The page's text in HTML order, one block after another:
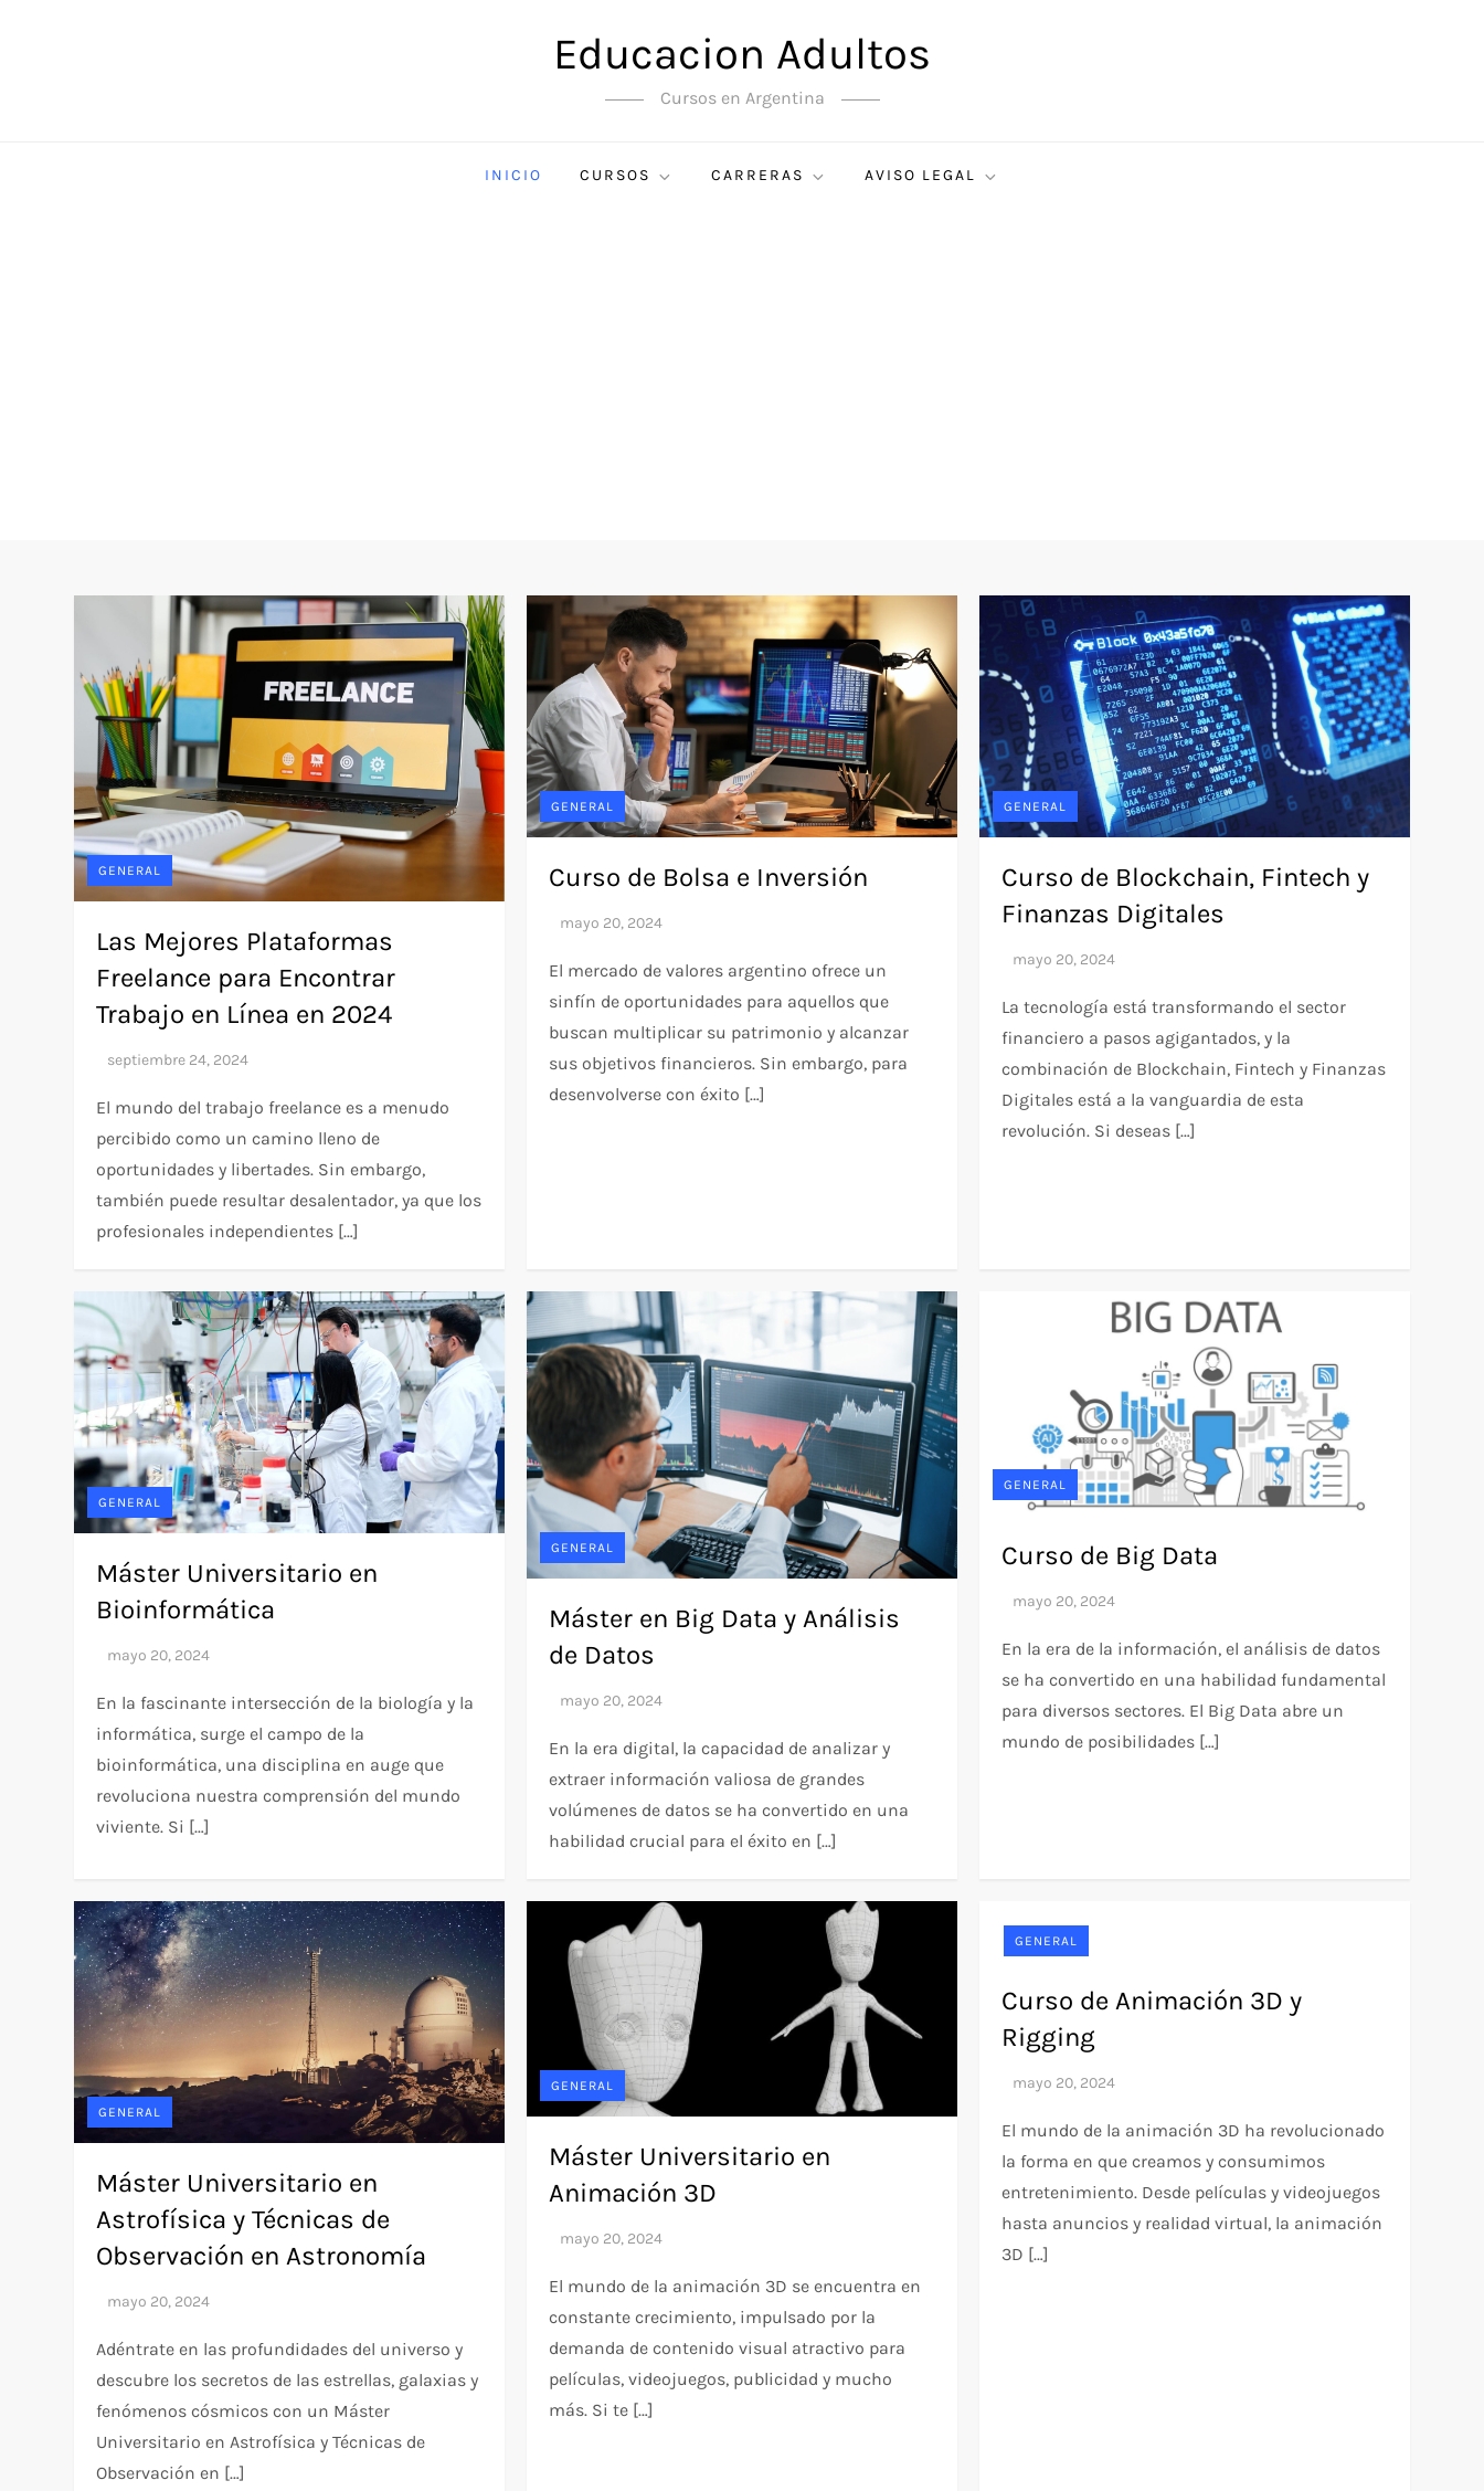
Educacion Adultos
Cursos en Argentina
INICIO CURSOS CARRERAS AVISO LEGAL
GENERAL
Las Mejores Plataformas
Freelance para Encontrar
Trabajo en Línea en 2024
El mundo del trabajo freelance es a menudo
percibido como un camino lleno de
oportunidades y libertades. Sin embargo,
también puede resultar desalentador, ya que los
profesionales independientes […]
GENERAL
Curso de Bolsa e Inversión
El mercado de valores argentino ofrece un
sinfín de oportunidades para aquellos que
buscan multiplicar su patrimonio y alcanzar
sus objetivos financieros. Sin embargo, para
desenvolverse con éxito […]
GENERAL
Curso de Blockchain, Fintech y
Finanzas Digitales
La tecnología está transformando el sector
financiero a pasos agigantados, y la
combinación de Blockchain, Fintech y Finanzas
Digitales está a la vanguardia de esta
revolución. Si deseas […]
GENERAL
Máster Universitario en
Bioinformática
En la fascinante intersección de la biología y la
informática, surge el campo de la
bioinformática, una disciplina en auge que
revoluciona nuestra comprensión del mundo
viviente. Si […]
GENERAL
Máster en Big Data y Análisis
de Datos
En la era digital, la capacidad de analizar y
extraer información valiosa de grandes
volúmenes de datos se ha convertido en una
habilidad crucial para el éxito en […]
GENERAL
Curso de Big Data
En la era de la información, el análisis de datos
se ha convertido en una habilidad fundamental
para diversos sectores. El Big Data abre un
mundo de posibilidades […]
GENERAL
Máster Universitario en
Astrofísica y Técnicas de
Observación en Astronomía
Adéntrate en las profundidades del universo y
descubre los secretos de las estrellas, galaxias y
fenómenos cósmicos con un Máster
Universitario en Astrofísica y Técnicas de
Observación en […]
GENERAL
Máster Universitario en
Animación 3D
El mundo de la animación 3D se encuentra en
constante crecimiento, impulsado por la
demanda de contenido visual atractivo para
películas, videojuegos, publicidad y mucho
más. Si te […]
GENERAL
Curso de Animación 3D y
Rigging
El mundo de la animación 3D ha revolucionado
la forma en que creamos y consumimos
entretenimiento. Desde películas y videojuegos
hasta anuncios y realidad virtual, la animación
3D […]